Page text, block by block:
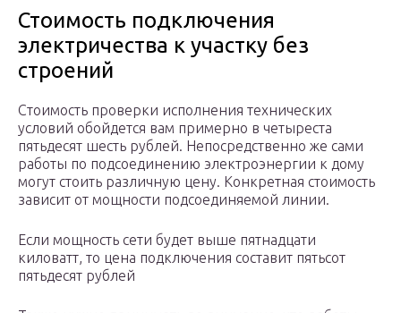
Стоимость подключения
электричества к участку без
строений
Стоимость проверки исполнения технических
условий обойдется вам примерно в четыреста
пятьдесят шесть рублей. Непосредственно же сами
работы по подсоединению электроэнергии к дому
могут стоить различную цену. Конкретная стоимость
зависит от мощности подсоединяемой линии.
Если мощность сети будет выше пятнадцати
киловатт, то цена подключения составит пятьсот
пятьдесят рублей